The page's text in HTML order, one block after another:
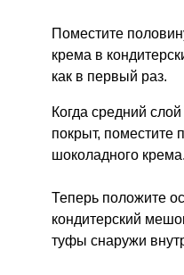
Поместите
крема в
как в первый раз.
Когда средний
покрыт, поместите
шоколадного крема.
Теперь положите
кондитерский
туфы снаружи